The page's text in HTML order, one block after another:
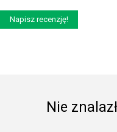
Napisz recenzję!
Nie